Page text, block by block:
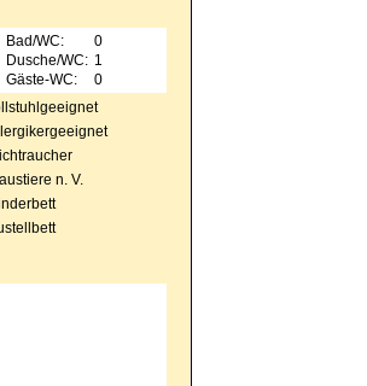
Bad/WC:
0
Dusche/WC: 1
Gäste-WC:
0
n. V.